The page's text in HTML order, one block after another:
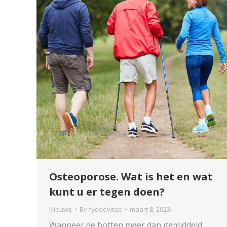
Osteoporose. Wat is het en wat
kunt u er tegen doen?
Nieuws By fydeevitae maart 8, 2023